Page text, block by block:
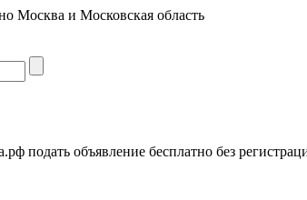
Москва и Московская область
подать объявление бесплатно без